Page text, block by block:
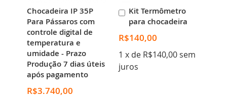
Chocadeira IP 35P
Para Pássaros com
controle digital de
temperatura e
umidade - Prazo
Produção 7 dias úteis
após pagamento
R$3.740,00
Kit Termômetro
para chocadeira
R$140,00
1 x de R$140,00 sem
juros
Adicionar
ao
Carrinho